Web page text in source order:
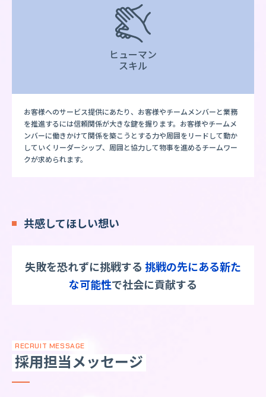
ヒューマン
スキル
お客様へのサービス提供にあたり、お客様やチームメンバーと業務
を推進するには信頼関係が大きな鍵を握ります。お客様やチームメ
ンバーに働きかけて関係を築こうとする力や周囲をリードして動か
していくリーダーシップ、周囲と協力して物事を進めるチームワー
クが求められます。
共感してほしい想い
失敗を恐れずに挑戦する 挑戦の先にある新た
な可能性で社会に貢献する
RECRUIT MESSAGE
採用担当メッセージ